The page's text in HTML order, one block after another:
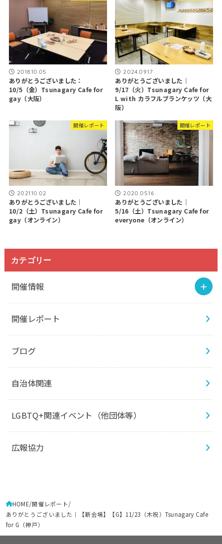
2018.10.05
ありがとうございました：
10/5（金）Tsunagary Cafe for
gay（大阪）
2024.09.17
ありがとうございました｜
9/17（火）Tsunagary Cafe for
L with カラフルブランケッツ（大
阪）
開催レポート
2021.10.02
ありがとうございました｜
10/2（土）Tsunagary Cafe for
gay（オンライン）
開催レポート
2020.05.16
ありがとうございました｜
5/16（土）Tsunagary Cafe for
everyone（オンライン）
カテゴリー
開催情報
開催レポート
ブログ
自治体関連
LGBTQ+関連イベント（他団体等）
広報協力
HOME 開催レポート
ありがとうございました｜【新会場】【G】11/23（木祝）Tsunagary Cafe
for G（神戸）